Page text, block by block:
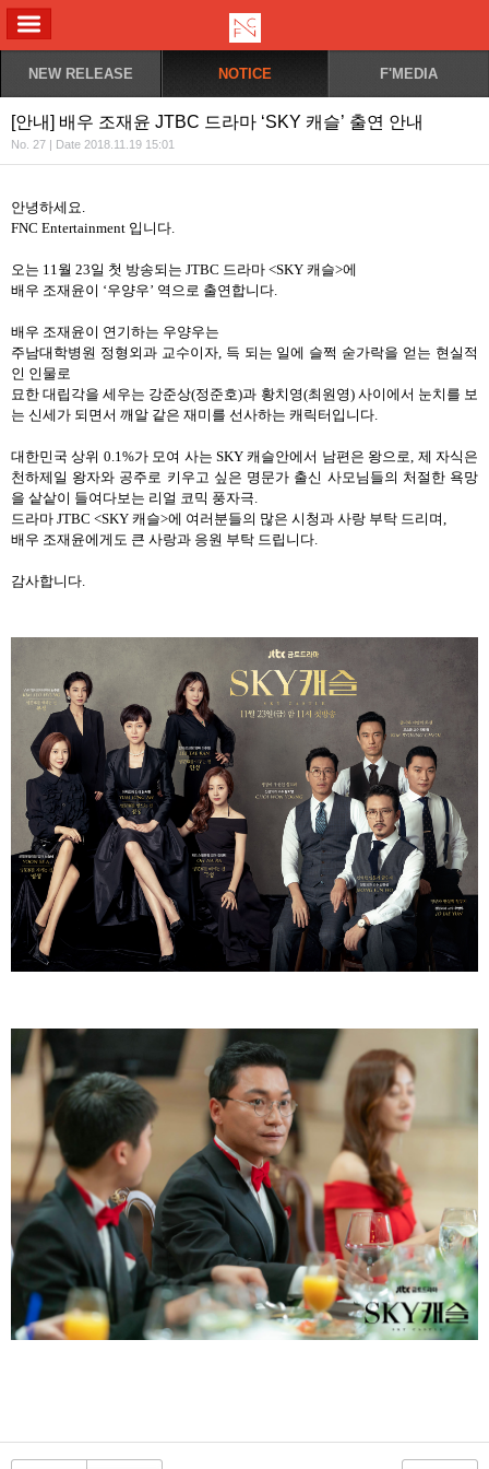
NEW RELEASE NOTICE F'MEDIA
[안내] 배우 조재윤 JTBC 드라마 ‘SKY 캐슬’ 출연 안내
No. 27 | Date 2018.11.19 15:01
안녕하세요.
FNC Entertainment 입니다.
오는 11월 23일 첫 방송되는 JTBC 드라마 <SKY 캐슬>에
배우 조재윤이 ‘우양우’ 역으로 출연합니다.
배우 조재윤이 연기하는 우양우는
주남대학병원 정형외과 교수이자, 득 되는 일에 슬쩍 숟가락을 얻는 현실적
인 인물로
묘한 대립각을 세우는 강준상(정준호)과 황치영(최원영) 사이에서 눈치를 보
는 신세가 되면서 깨알 같은 재미를 선사하는 캐릭터입니다.
대한민국 상위 0.1%가 모여 사는 SKY캐슬안에서 남편은 왕으로, 제 자식은
천하제일 왕자와 공주로 키우고 싶은 명문가 출신 사모님들의 처절한 욕망
을 샅샅이 들여다보는 리얼 코믹 풍자극.
드라마 JTBC <SKY 캐슬>에 여러분들의 많은 시청과 사랑 부탁 드리며,
배우 조재윤에게도 큰 사랑과 응원 부탁 드립니다.
감사합니다.